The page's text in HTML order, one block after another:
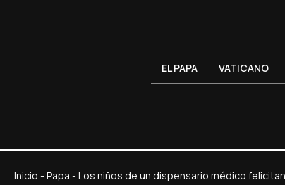
EL PAPA VATICANO
Inicio - Papa - Los niños de un dispensario médico